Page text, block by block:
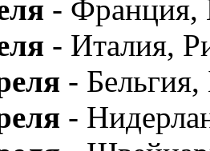
- Франция,
- Италия,
-
-